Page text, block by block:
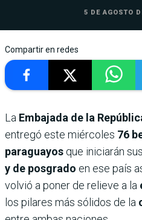
5 DE AGOSTO
Compartir en redes
La Embajada de la
entregó este miércoles 76
paraguayos que iniciarán sus
y de posgrado en ese país
volvió a poner de relieve a la
los pilares más sólidos de la